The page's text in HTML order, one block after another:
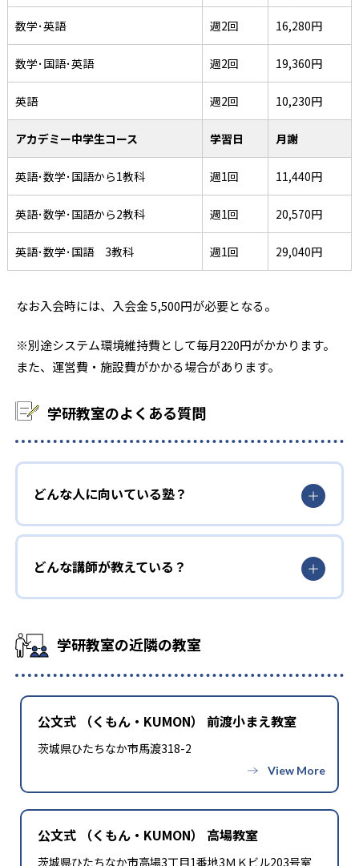
数学･英語 週2回 16,280円
数学･国語･英語 週2回 19,360円
英語 週2回 10,230円
アカデミー中学生コース 学習日 月謝
英語･数学･国語から1教科 週1回 11,440円
英語･数学･国語から2教科 週1回 20,570円
英語･数学･国語 3教科 週1回 29,040円
なお入会時には、入会金 5,500円が必要となる。
※別途システム環境維持費として毎月220円がかかります。
また、運営費・施設費がかかる場合があります。
学研教室のよくある質問
どんな人に向いている塾？
どんな講師が教えている？
学研教室の近隣の教室
公文式 （くもん・KUMON） 前渡小まえ教室
茨城県ひたちなか市馬渡318-2
公文式 （くもん・KUMON） 高場教室
茨城県ひたちなか市高場3丁目1番地3ＭＫビル203号室